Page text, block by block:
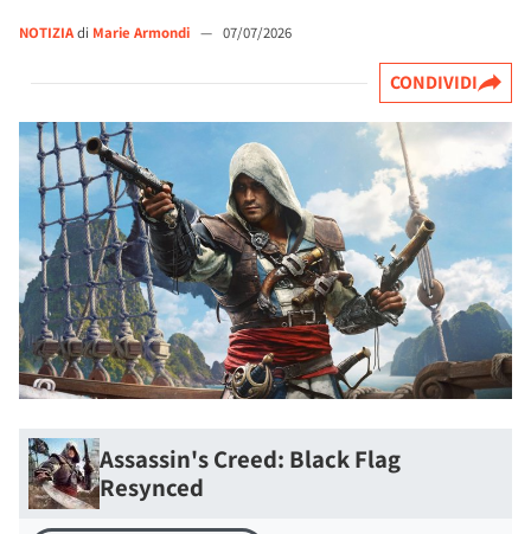
NOTIZIAdi Marie Armondi — 07/07/2026
CONDIVIDI
Assassin's Creed: Black Flag
Resynced